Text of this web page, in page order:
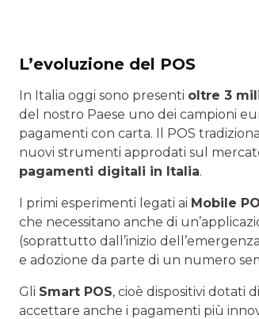
L’evoluzione del POS
In Italia oggi sono presenti oltre 3
del nostro Paese uno dei campioni
pagamenti con carta. Il POS
nuovi strumenti approdati sul
pagamenti digitali in Italia.
I primi esperimenti legati ai Mobile
che necessitano anche di
(soprattutto dall’inizio
e adozione da parte di un numero
Gli Smart POS, cioè dispositivi dotati
accettare anche i pagamenti più